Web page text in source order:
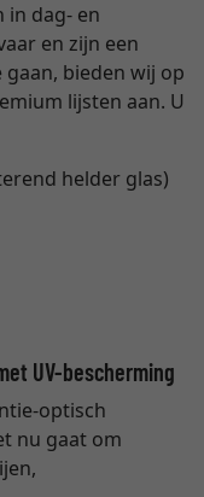
in dag- en
en zijn een
bieden wij op
lijsten aan. U
helder glas)
UV-bescherming
optisch
nu gaat om